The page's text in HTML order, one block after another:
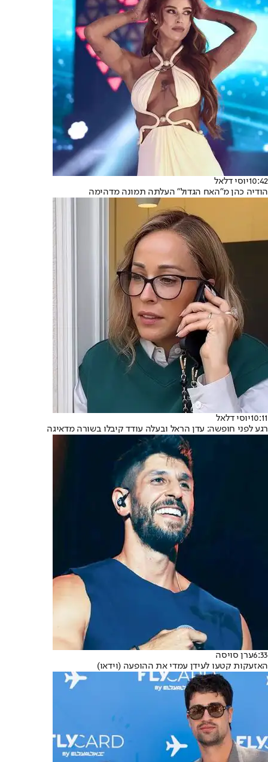
10:42יוסי דלאל
הודיה כהן מ"האח הגדול" העלתה תמונה מדהימה
10:11יוסי דלאל
רגע לפני חופשה: עדן הראל ובעלה עודד קיבלו בשורה מדאיגה
6:33ערן סויסה
האזעקות קטעו לעידן עמדי את ההופעה (וידאו)